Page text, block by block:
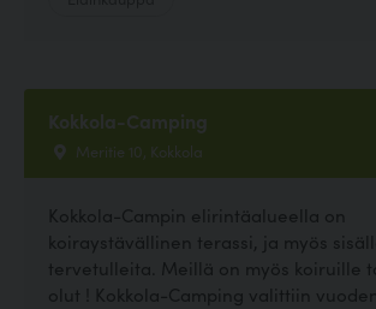
Kokkola-Camping
Meritie 10, Kokkola
Kokkola-Campin elirintäalueella on
koiraystävällinen terassi, ja myös
tervetulleita. Meillä on myös koiruille
olut ! Kokkola-Camping valittiin